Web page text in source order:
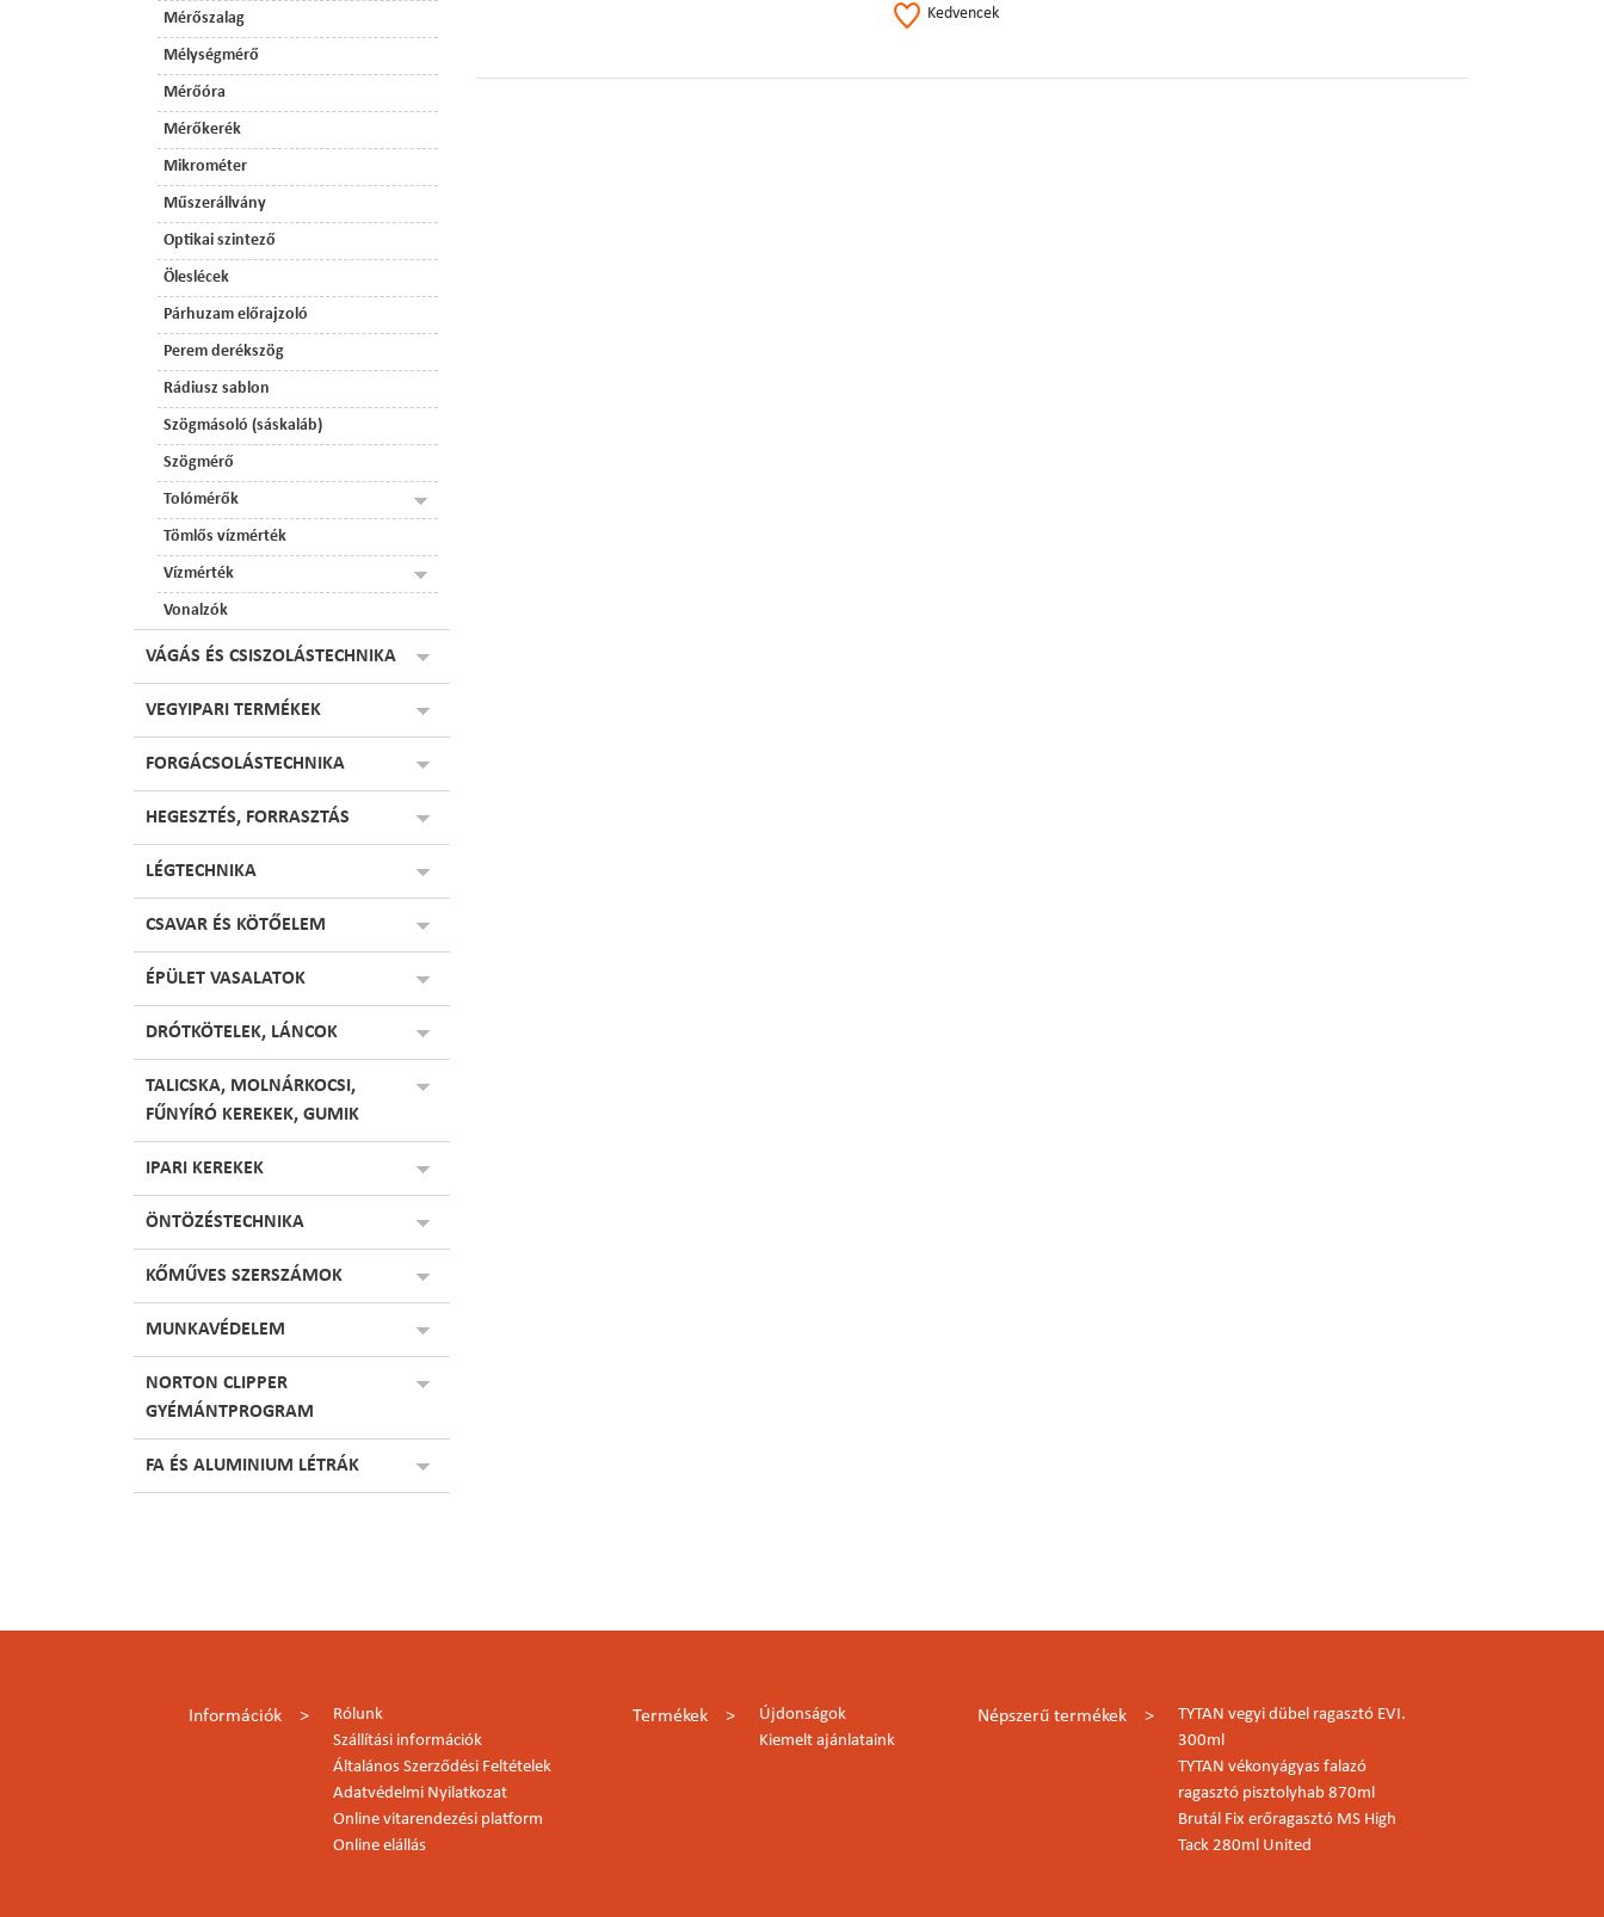
Mérőszalag
Mélységmérő
Mérőóra
Mérőkerék
Mikrométer
Műszerállvány
Optikai szintező
Öleslécek
Párhuzam előrajzoló
Perem derékszög
Rádiusz sablon
Szögmásoló (sáskaláb)
Szögmérő
Tolómérők
Tömlős vízmérték
Vízmérték
Vonalzók
VÁGÁS ÉS CSISZOLÁSTECHNIKA
VEGYIPARI TERMÉKEK
FORGÁCSOLÁSTECHNIKA
HEGESZTÉS, FORRASZTÁS
LÉGTECHNIKA
CSAVAR ÉS KÖTŐELEM
ÉPÜLET VASALATOK
DRÓTKÖTELEK, LÁNCOK
TALICSKA, MOLNÁRKOCSI,
FŰNYÍRÓ KEREKEK, GUMIK
IPARI KEREKEK
ÖNTÖZÉSTECHNIKA
KŐMŰVES SZERSZÁMOK
MUNKAVÉDELEM
NORTON CLIPPER
GYÉMÁNTPROGRAM
FA ÉS ALUMINIUM LÉTRÁK
Kedvencek
Információk
Rólunk
Szállítási információk
Általános Szerződési Feltételek
Adatvédelmi Nyilatkozat
Online vitarendezési platform
Online elállás
Termékek
Újdonságok
Kiemelt ajánlataink
Népszerű termékek
TYTAN vegyi dübel ragasztó EVI.
300ml
TYTAN vékonyágyas falazó
ragasztó pisztolyhab 870ml
Brutál Fix erőragasztó MS High
Tack 280ml United